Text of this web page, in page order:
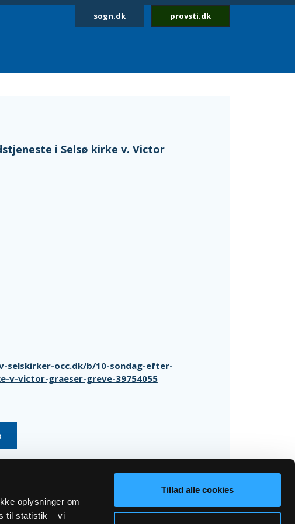
oplysninger om
til statistik – vi
Tillad alle cookies
sogn.dk provsti.dk
i Selsø kirke v. Victor
selskirker-occ.dk/b/10-sondag-efter-
v-victor-graeser-greve-39754055